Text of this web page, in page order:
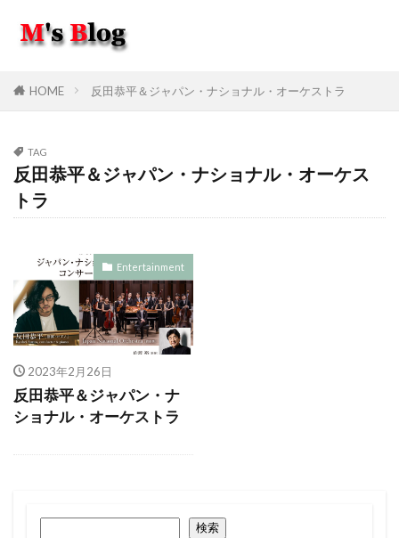
HOME 反田恭平＆ジャパン・ナショナル・オーケストラ
TAG
反田恭平＆ジャパン・ナショナル・オーケス
トラ
Entertainment
2023年2月26日
反田恭平＆ジャパン・ナ
ショナル・オーケストラ
検索